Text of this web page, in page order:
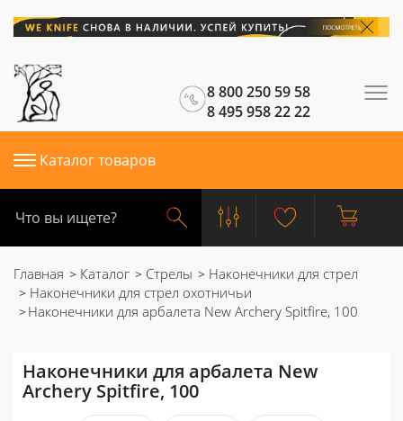
8 800 250 59 58
8 495 958 22 22
Каталог товаров
Главная Каталог Стрелы
Наконечники для стрел
Наконечники для стрел охотничьи
Наконечники для арбалета New Archery Spitfire, 100
Наконечники для арбалета New
Archery Spitfire, 100